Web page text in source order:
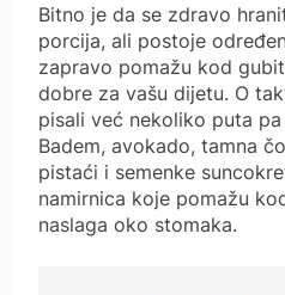
Bitno je da se zdravo
porcija, ali postoje
zapravo pomažu kod
dobre za vašu dijetu. O
pisali već nekoliko puta
Badem, avokado, tamna
pistaći i semenke
namirnica koje pomažu
naslaga oko stomaka.